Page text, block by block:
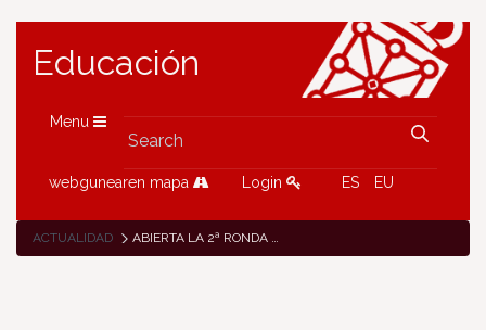
Educación
Menu
webgunearen mapa Login ES EU
ACTUALIDAD ABIERTA LA 2ª RONDA DE LA CONVOCATORIA 2021 DEL PROGRAMA ERASMUS+ PARA SOLICITAR PROYECTOS KA210 A PEQUEÑA ESCALA (SECTORES DE EDUCACIÓN ESCOLAR Y DE PERSONAS ADULTAS)